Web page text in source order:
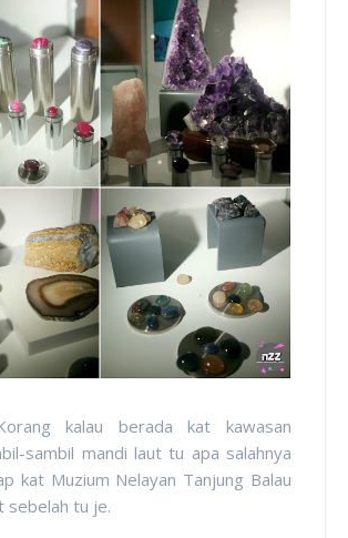
kalau berada kat kawasan
sambil mandi laut tu apa salahnya
kat Muzium Nelayan Tanjung Balau
sebelah tu je.